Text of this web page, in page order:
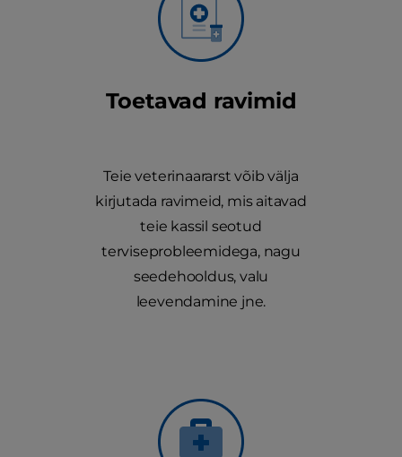
Toetavad ravimid
Teie veterinaararst võib välja
kirjutada ravimeid, mis aitavad
teie kassil seotud
terviseprobleemidega, nagu
seedehooldus, valu
leevendamine jne.